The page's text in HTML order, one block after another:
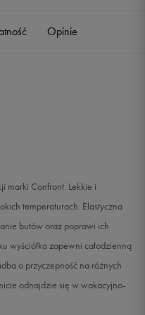
Powiadom o dostępności
Opinie
marki Confront. Lekkie i
temperaturach. Elastyczna
butów oraz poprawi ich
wyściółka zapewni całodzienną
o przyczepność na różnych
odnajdzie się w wakacyjno-